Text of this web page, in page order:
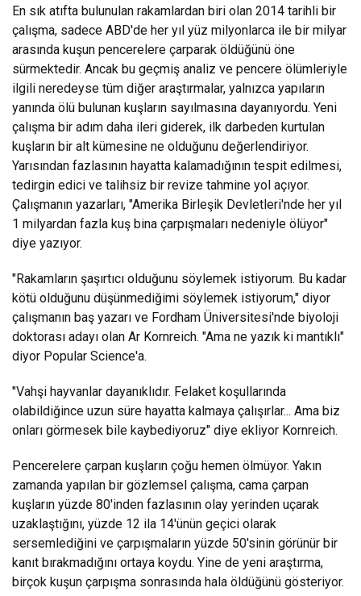
En sık atıfta bulunulan rakamlardan biri olan 2014 tarihli bir
çalışma, sadece ABD'de her yıl yüz milyonlarca ile bir milyar
arasında kuşun pencerelere çarparak öldüğünü öne
sürmektedir. Ancak bu geçmiş analiz ve pencere ölümleriyle
ilgili neredeyse tüm diğer araştırmalar, yalnızca yapıların
yanında ölü bulunan kuşların sayılmasına dayanıyordu. Yeni
çalışma bir adım daha ileri giderek, ilk darbeden kurtulan
kuşların bir alt kümesine ne olduğunu değerlendiriyor.
Yarısından fazlasının hayatta kalamadığının tespit edilmesi,
tedirgin edici ve talihsiz bir revize tahmine yol açıyor.
Çalışmanın yazarları, "Amerika Birleşik Devletleri'nde her yıl
1 milyardan fazla kuş bina çarpışmaları nedeniyle ölüyor"
diye yazıyor.
"Rakamların şaşırtıcı olduğunu söylemek istiyorum. Bu kadar
kötü olduğunu düşünmediğimi söylemek istiyorum," diyor
çalışmanın baş yazarı ve Fordham Üniversitesi'nde biyoloji
doktorası adayı olan Ar Kornreich. "Ama ne yazık ki mantıklı"
diyor Popular Science'a.
"Vahşi hayvanlar dayanıklıdır. Felaket koşullarında
olabildiğince uzun süre hayatta kalmaya çalışırlar... Ama biz
onları görmesek bile kaybediyoruz" diye ekliyor Kornreich.
Pencerelere çarpan kuşların çoğu hemen ölmüyor. Yakın
zamanda yapılan bir gözlemsel çalışma, cama çarpan
kuşların yüzde 80'inden fazlasının olay yerinden uçarak
uzaklaştığını, yüzde 12 ila 14'ünün geçici olarak
sersemlediğini ve çarpışmaların yüzde 50'sinin görünür bir
kanıt bırakmadığını ortaya koydu. Yine de yeni araştırma,
birçok kuşun çarpışma sonrasında hala öldüğünü gösteriyor.